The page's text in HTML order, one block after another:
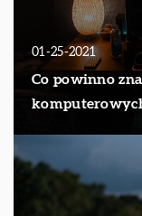
01-25-2021
Co powinno